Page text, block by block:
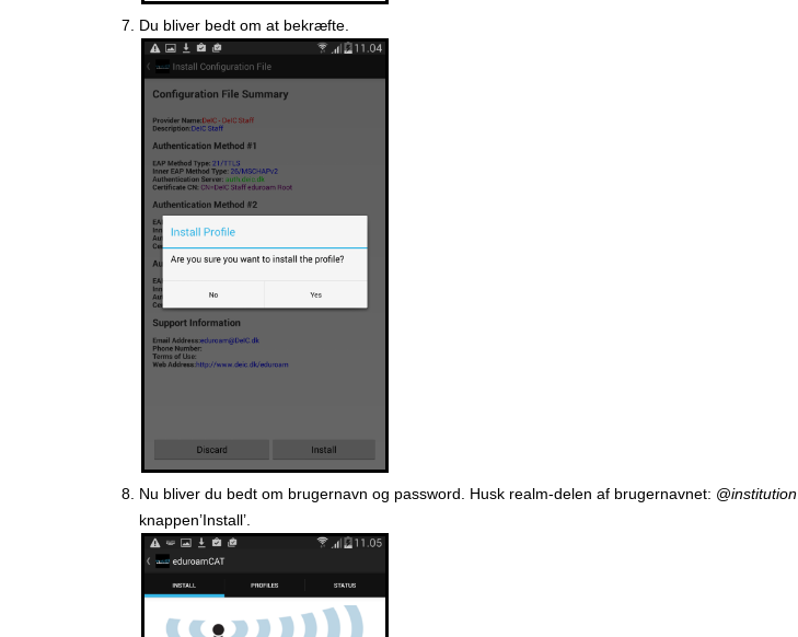
Du bliver bedt om at bekræfte.
Nu bliver du bedt om brugernavn og password. Husk realm-delen af brugernavnet: @institution
knappen’Install’.